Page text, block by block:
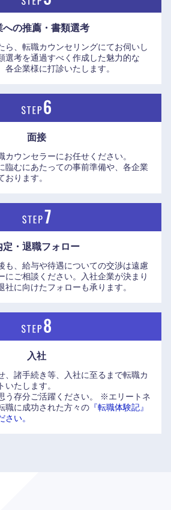
への推薦・書類選考
ら、転職カウンセリングにてお伺いし
選考を通過すべく作成した魅力的な
各企業様に打診いたします。
面接
カウンセラーにお任せください。
臨むにあたっての事前準備や、各企業
ります。
定・退職フォロー
も、給与や待遇についての交渉は遠慮
にご相談ください。入社企業が決まり
社に向けたフォローも承ります。
入社
、諸手続き等、入社に至るまで転職カ
いたします。
う存分ご活躍ください。
※エリートネ
職に成功された方々の 『転職体験記』
い。
宮崎県
沖縄県